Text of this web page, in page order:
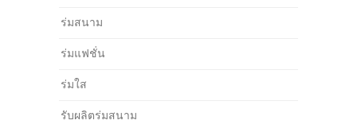
ร่มสนาม
ร่มแฟชั่น
ร่มใส
รับผลิตร่มสนาม